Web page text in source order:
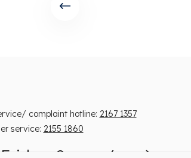
complaint hotline: 2167 1357
service: 2155 1860